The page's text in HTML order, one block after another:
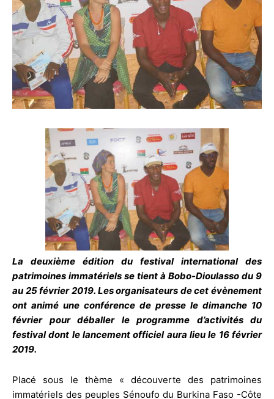
La deuxième édition du festival international des
patrimoines immatériels se tient à Bobo-Dioulasso du 9
au 25 février 2019. Les organisateurs de cet évènement
ont animé une conférence de presse le dimanche 10
février pour déballer le programme d’activités du
festival dont le lancement officiel aura lieu le 16 février
2019.
Placé sous le thème « découverte des patrimoines
immatériels des peuples Sénoufo du Burkina Faso -Côte